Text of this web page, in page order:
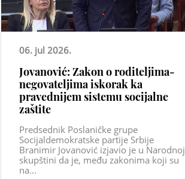
06. jul 2026.
Jovanović: Zakon o roditeljima-
negovateljima iskorak ka
pravednijem sistemu socijalne
zaštite
Predsednik Poslaničke grupe
Socijaldemokratske partije Srbije
Branimir Jovanović izjavio je u Narodnoj
skupštini da je, među zakonima koji su
na...